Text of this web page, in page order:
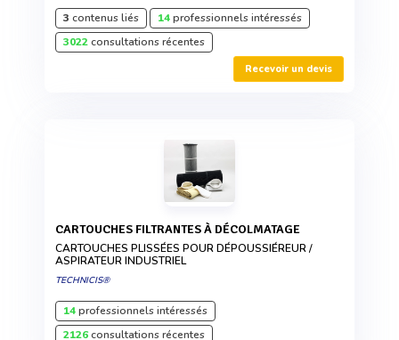
3 contenus liés 14professionnels intéressés
3022consultations récentes
Recevoir un devis
CARTOUCHES FILTRANTES À DÉCOLMATAGE
CARTOUCHES PLISSÉES POUR DÉPOUSSIÉREUR /
ASPIRATEUR INDUSTRIEL
TECHNICIS®
14professionnels intéressés
2126consultations récentes